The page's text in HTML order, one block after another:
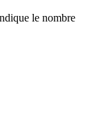
le nombre